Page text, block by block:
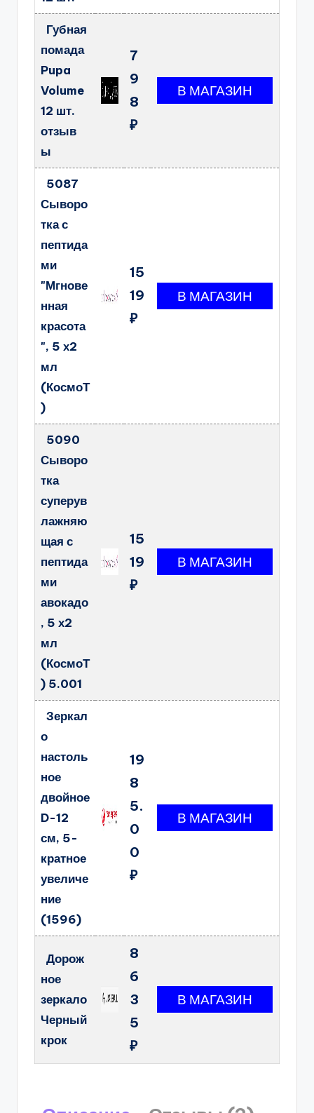
Губная
помада
Pupa
Volume
12 шт.
отзыв
ы
7
9
8
₽
5087
Сыворо
тка с
пептида
ми
"Мгнове
нная
красота
", 5 х2
мл
(КосмоТ
)
15
19
₽
5090
Сыворо
тка
суперув
лажняю
щая с
пептида
ми
авокадо
, 5 х2
мл
(КосмоТ
) 5.001
15
19
₽
Зеркал
о
настоль
ное
двойное
D-12
см, 5-
кратное
увеличе
ние
(1596)
19
8
5.
0
0
₽
Дорож
ное
зеркало
Черный
крок
8
6
3
5
₽